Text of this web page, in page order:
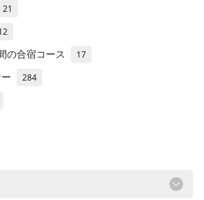
21
の合宿コース 17
284